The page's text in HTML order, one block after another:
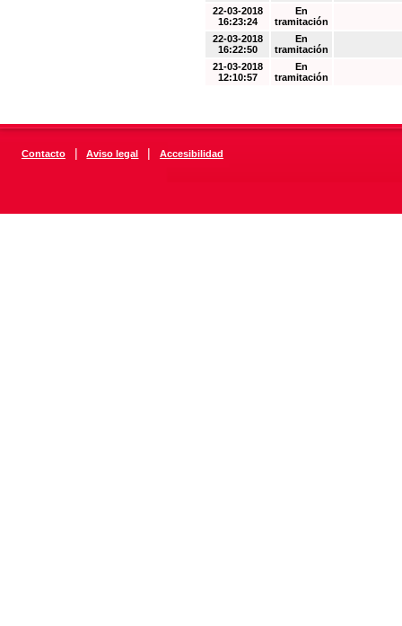
22-03-2018
16:23:24
En
tramitación
22-03-2018
16:22:50
En
tramitación
21-03-2018
12:10:57
En
tramitación
Contacto | Aviso legal | Accesibilidad